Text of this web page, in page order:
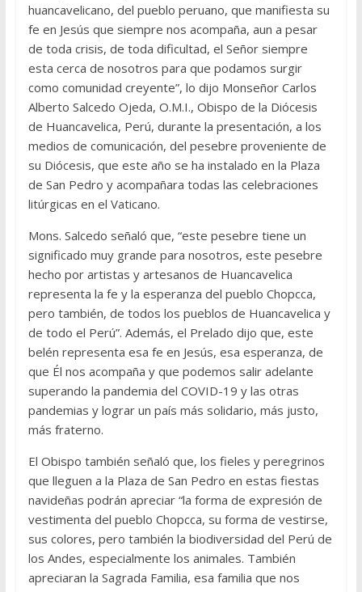
huancavelicano, del pueblo peruano, que manifiesta su
fe en Jesús que siempre nos acompaña, aun a pesar
de toda crisis, de toda dificultad, el Señor siempre
esta cerca de nosotros para que podamos surgir
como comunidad creyente”, lo dijo Monseñor Carlos
Alberto Salcedo Ojeda, O.M.I., Obispo de la Diócesis
de Huancavelica, Perú, durante la presentación, a los
medios de comunicación, del pesebre proveniente de
su Diócesis, que este año se ha instalado en la Plaza
de San Pedro y acompañara todas las celebraciones
litúrgicas en el Vaticano.
Mons. Salcedo señaló que, “este pesebre tiene un
significado muy grande para nosotros, este pesebre
hecho por artistas y artesanos de Huancavelica
representa la fe y la esperanza del pueblo Chopcca,
pero también, de todos los pueblos de Huancavelica y
de todo el Perú”. Además, el Prelado dijo que, este
belén representa esa fe en Jesús, esa esperanza, de
que Él nos acompaña y que podemos salir adelante
superando la pandemia del COVID-19 y las otras
pandemias y lograr un país más solidario, más justo,
más fraterno.
El Obispo también señaló que, los fieles y peregrinos
que lleguen a la Plaza de San Pedro en estas fiestas
navideñas podrán apreciar “la forma de expresión de
vestimenta del pueblo Chopcca, su forma de vestirse,
sus colores, pero también la biodiversidad del Perú de
los Andes, especialmente los animales. También
apreciaran la Sagrada Familia, esa familia que nos